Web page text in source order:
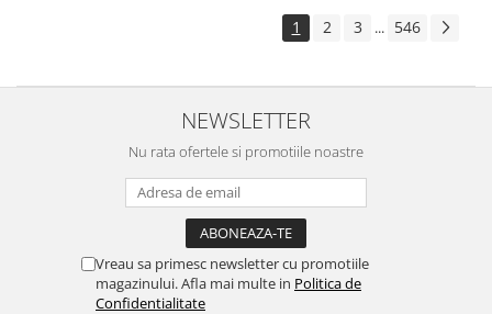
1 2 3 ... 546
NEWSLETTER
Nu rata ofertele si promotiile noastre
Vreau sa primesc newsletter cu promotiile
magazinului. Afla mai multe in Politica de
Confidentialitate